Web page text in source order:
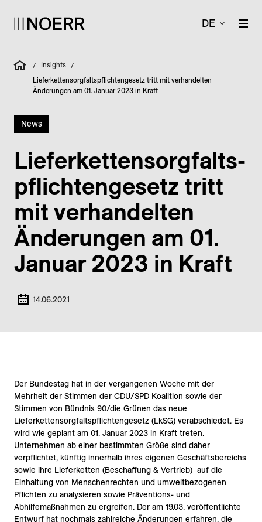
DE
/ Insights /
Lieferkettensorgfaltspflichtengesetz tritt mit verhandelten
Änderungen am 01. Januar 2023 in Kraft
News
Liefer­ketten­sorgfalts­
pflichten­gesetz tritt
mit verhandelten
Änderungen am 01.
Januar 2023 in Kraft
14.06.2021
Der Bundestag hat in der vergangenen Woche mit der
Mehrheit der Stimmen der CDU/SPD Koalition sowie der
Stimmen von Bündnis 90/die Grünen das neue
Lieferkettensorgfaltspflichtengesetz (LkSG) verabschiedet. Es
wird wie geplant am 01. Januar 2023 in Kraft treten.
Unternehmen ab einer bestimmten Größe sind daher
verpflichtet, künftig innerhalb ihres eigenen Geschäftsbereichs
sowie ihre Lieferketten (Beschaffung & Vertrieb) auf die
Einhaltung von Menschenrechten und umweltbezogenen
Pflichten zu analysieren sowie Präventions- und
Abhilfemaßnahmen zu ergreifen. Der am 19.03. veröffentlichte
Entwurf hat nochmals zahlreiche Änderungen erfahren, die